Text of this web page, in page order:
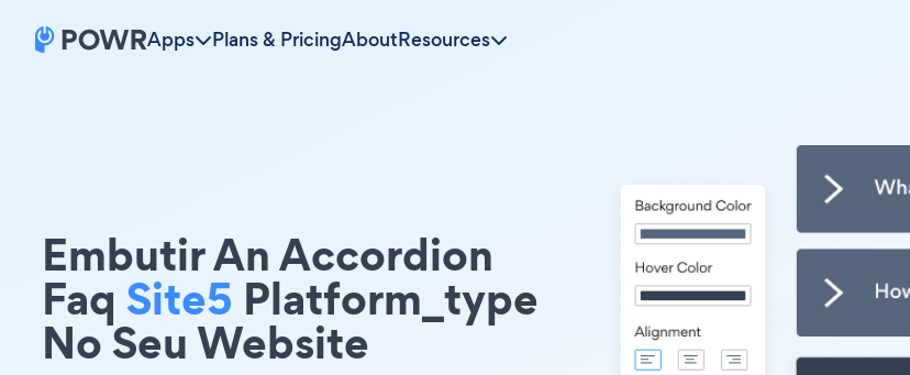
Apps Plans & PricingAboutResources
Embutir An Accordion
Faq Site5 Platform_type
No Seu Website